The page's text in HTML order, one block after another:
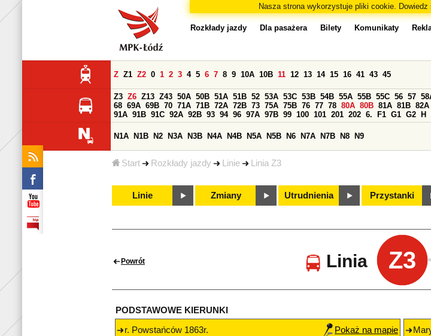
Nasza strona wykorzystuje pliki cookie. Dowiedz
Start Rozkłady jazdy Linie Linia Z3
Rozkłady jazdy Dla pasażera Bilety Komunikaty
Z Z1 Z2 0 1 2 3 4 5 6 7 8 9 10A 10B 11 12 13 14 15 16 41 43 45
Z3 Z6 Z13 Z43 50A 50B 51A 51B 52 53A 53C 53B 54B 55A 55B 55C 56 57
68 69A 69B 70 71A 71B 72A 72B 73 75A 75B 76 77 78 80A 80B 81A 81B 82A
91A 91B 91C 92A 92B 93 94 96 97A 97B 99 100 101 201 202 6. F1 G1 G2 H
N1A N1B N2 N3A N3B N4A N4B N5A N5B N6 N7A N7B N8 N9
Linie Zmiany Utrudnienia Przystanki
Powrót Linia Z3
PODSTAWOWE KIERUNKI
r. Powstańców 1863r.
Pokaż na mapie